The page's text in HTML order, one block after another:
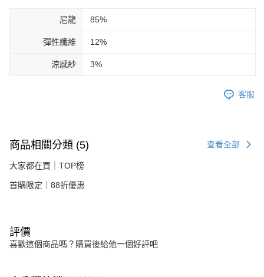
尼龍 85%
彈性纖維 12%
涼感紗 3%
客服
商品相關分類 (5) 查看全部
大家都在買｜TOP榜
首購限定｜88折優惠
評價
喜歡這個商品嗎？購買後給他一個好評吧